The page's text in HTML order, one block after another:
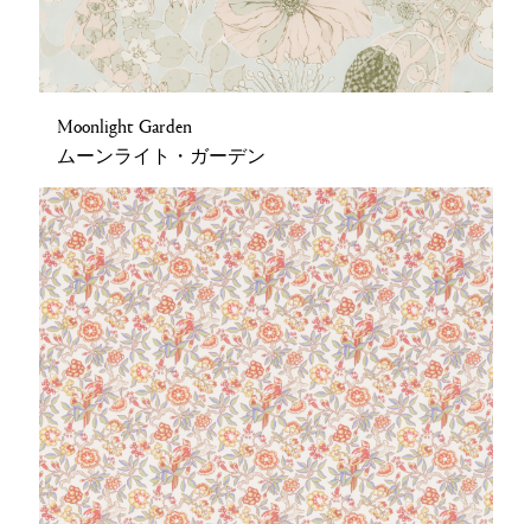
Moonlight Garden
ムーンライト・ガーデン